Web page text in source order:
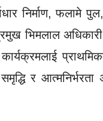
निर्माण, फलामे
भिमलाल अधिकारी
र आत्मनिर्भरता